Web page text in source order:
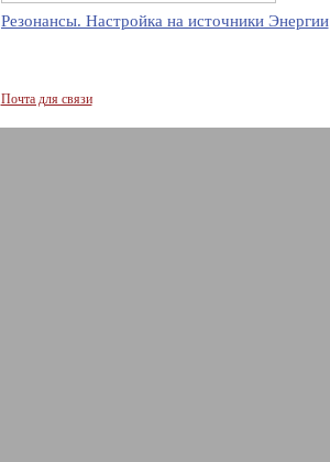
Резонансы. Настройка на источники Энергии
Почта для связи